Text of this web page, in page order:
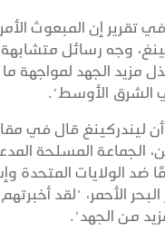
تقرير إن المبعوث
وجه رسائل
مزيد الجهد لمواجهة ما
الشرق الأوسط".
ليندركينغ قال في
الجماعة المسلحة
الولايات المتحدة
البحر الأحمر، "لقد
من الجهد".